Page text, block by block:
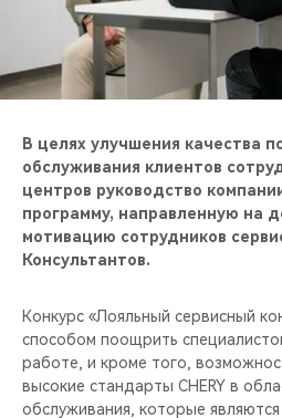
CHERY И СПОРТ
ВИДЕООБЗОРЫ
В целях улучшения качества
обслуживания клиентов
центров руководство
программу, направленную на
мотивацию сотрудников
Консультантов.
Конкурс «Лояльный сервисный
способом поощрить
работе, и кроме того,
высокие стандарты CHERY в
обслуживания, которые